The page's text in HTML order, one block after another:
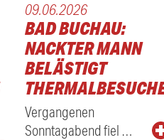
09.06.2026
BAD BUCHAU:
NACKTER MANN
BELÄSTIGT
Vergangenen
Sonntagabend fiel …